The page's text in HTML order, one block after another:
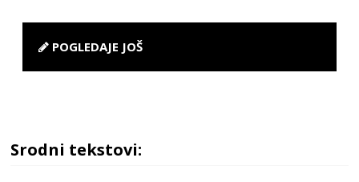
POGLEDAJE JOŠ
Srodni tekstovi: